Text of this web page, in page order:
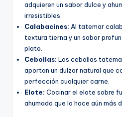
adquieren un sabor dulce y
irresistibles.
Calabacines: Al tatemar
textura tierna y un sabor
plato.
Cebollas: Las cebollas
aportan un dulzor natural que
perfección cualquier carne.
Elote: Cocinar el elote sobre
ahumado que lo hace aún más